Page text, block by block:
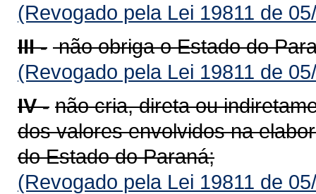
(Revogado pela Lei 19811 de
III - não obriga o Estado do
(Revogado pela Lei 19811 de
IV - não cria, direta ou
dos valores envolvidos na
do Estado do Paraná;
(Revogado pela Lei 19811 de